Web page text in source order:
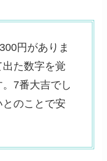
円がありま
た数字を覚
7番大吉でし
のことで安